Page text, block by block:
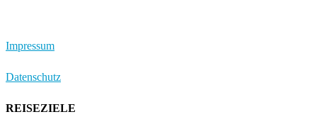
Impressum
Datenschutz
REISEZIELE